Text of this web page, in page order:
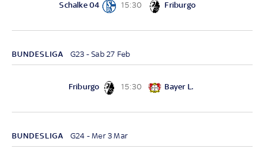
Schalke 04 15:30 Friburgo
BUNDESLIGA G23 - Sab 27 Feb
Friburgo 15:30 Bayer L.
BUNDESLIGA G24 - Mer 3 Mar